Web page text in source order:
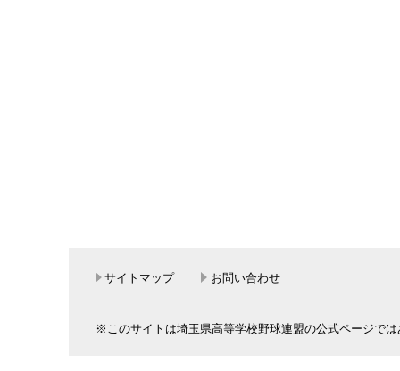
サイトマップ お問い合わせ
※このサイトは埼玉県高等学校野球連盟の公式ページで